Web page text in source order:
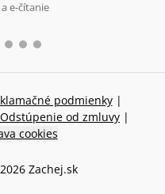
e-čítanie
podmienky |
Odstúpenie od zmluvy |
cookies
2026 Zachej.sk